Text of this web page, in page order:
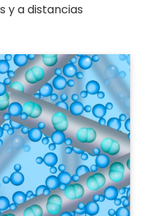
y a distancias